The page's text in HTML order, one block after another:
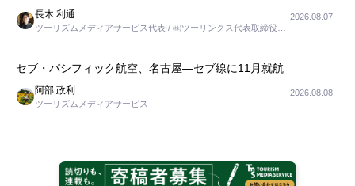
長木 利通
ツーリズムメディアサービス代表 / ㈱ツーリンクス代表取締役社
2026.08.07
セブ・パシフィック航空、名古屋―セブ線に11月就航
阿部 政利
ツーリズムメディアサービス
2026.08.08